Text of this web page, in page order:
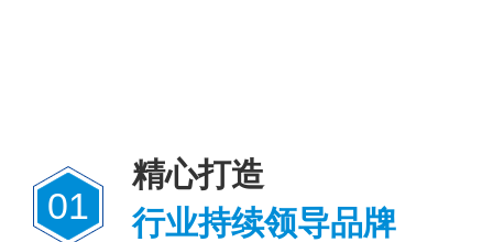
01
精心打造
行业持续领导品牌